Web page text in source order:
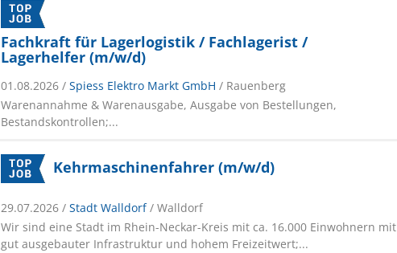
Fachkraft für Lagerlogistik / Fachlagerist /
Lagerhelfer (m/w/d)
01.08.2026 /Spiess Elektro Markt GmbH / Rauenberg
Warenannahme & Warenausgabe, Ausgabe von Bestellungen,
Bestandskontrollen;...
Kehrmaschinenfahrer (m/w/d)
29.07.2026 /Stadt Walldorf / Walldorf
Wir sind eine Stadt im Rhein-Neckar-Kreis mit ca. 16.000 Einwohnern mit
gut ausgebauter Infrastruktur und hohem Freizeitwert;...